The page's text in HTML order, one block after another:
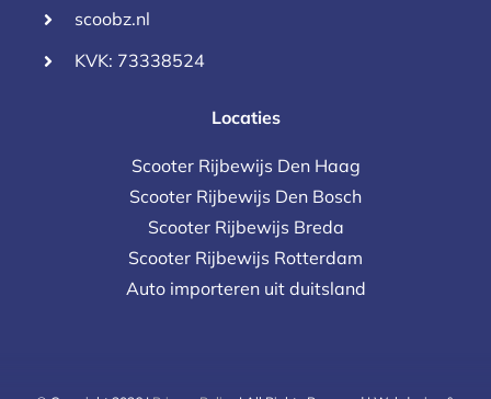
scoobz.nl
KVK: 73338524
Locaties
Scooter Rijbewijs Den Haag
Scooter Rijbewijs Den Bosch
Scooter Rijbewijs Breda
Scooter Rijbewijs Rotterdam
Auto importeren uit duitsland